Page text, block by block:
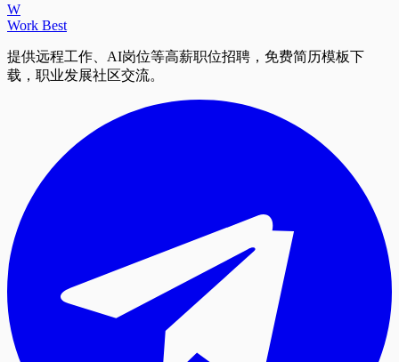
W
Work Best
提供远程工作、AI岗位等高薪职位招聘，免费简历模板下
载，职业发展社区交流。